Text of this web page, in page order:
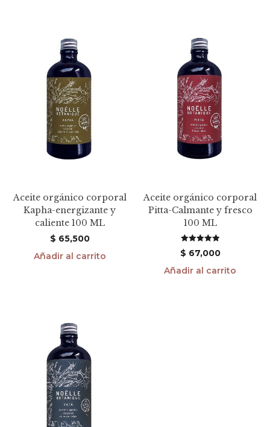
Aceite orgánico corporal
Kapha-energizante y
caliente 100 ML
$ 65,500
Añadir al carrito
Aceite orgánico corporal
Pitta-Calmante y fresco
100 ML
Valorado en
$ 67,000
Añadir al carrito